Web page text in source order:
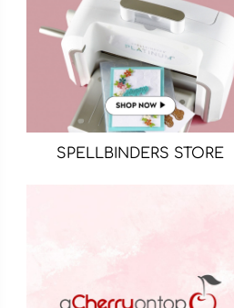
SPELLBINDERS STORE